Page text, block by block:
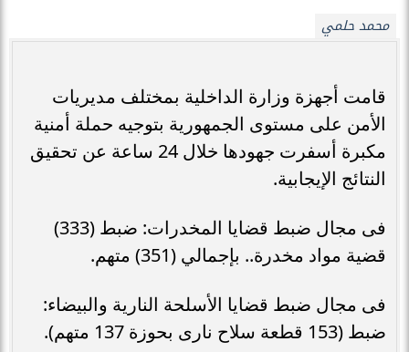
محمد حلمي
قامت أجهزة وزارة الداخلية بمختلف مديريات
الأمن على مستوى الجمهورية بتوجيه حملة أمنية
مكبرة أسفرت جهودها خلال 24 ساعة عن تحقيق
النتائج الإيجابية.
فى مجال ضبط قضايا المخدرات: ضبط (333)
قضية مواد مخدرة.. بإجمالي (351) متهم.
فى مجال ضبط قضايا الأسلحة النارية والبيضاء:
ضبط (153 قطعة سلاح نارى بحوزة 137 متهم).